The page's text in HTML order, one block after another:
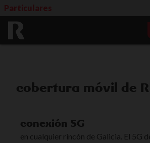
Particulares
cobertura móvil de R
conexión 5G
en cualquier rincón de Galicia. El 5G